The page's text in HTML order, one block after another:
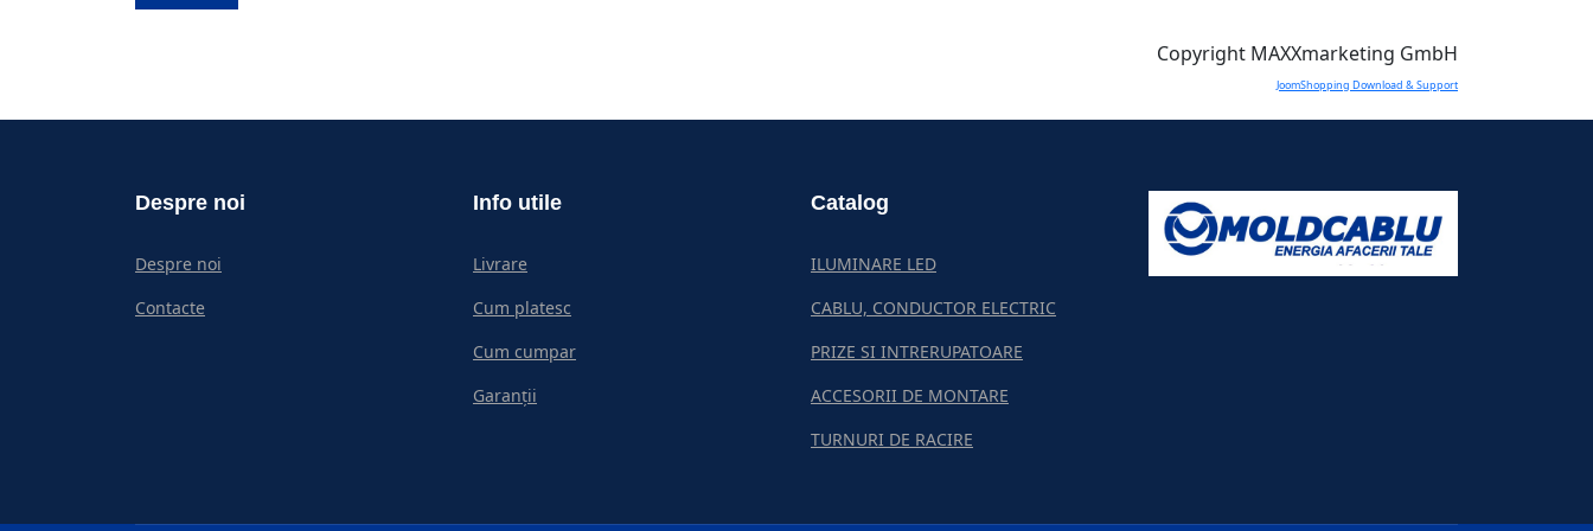
Copyright MAXXmarketing GmbH
JoomShopping Download & Support
Despre noi
Despre noi
Contacte
Info utile
Livrare
Cum platesc
Cum cumpar
Garanții
Catalog
ILUMINARE LED
CABLU, CONDUCTOR ELECTRIC
PRIZE SI INTRERUPATOARE
ACCESORII DE MONTARE
TURNURI DE RACIRE